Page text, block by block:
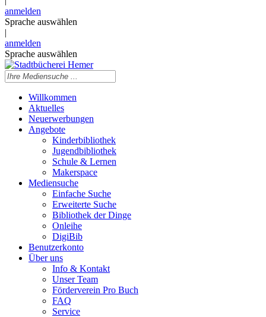
anmelden
Sprache auswählen
|
anmelden
Sprache auswählen
Willkommen
Aktuelles
Neuerwerbungen
Angebote
Kinderbibliothek
Jugendbibliothek
Schule & Lernen
Makerspace
Mediensuche
Einfache Suche
Erweiterte Suche
Bibliothek der Dinge
Onleihe
DigiBib
Benutzerkonto
Über uns
Info & Kontakt
Unser Team
Förderverein Pro Buch
FAQ
Service